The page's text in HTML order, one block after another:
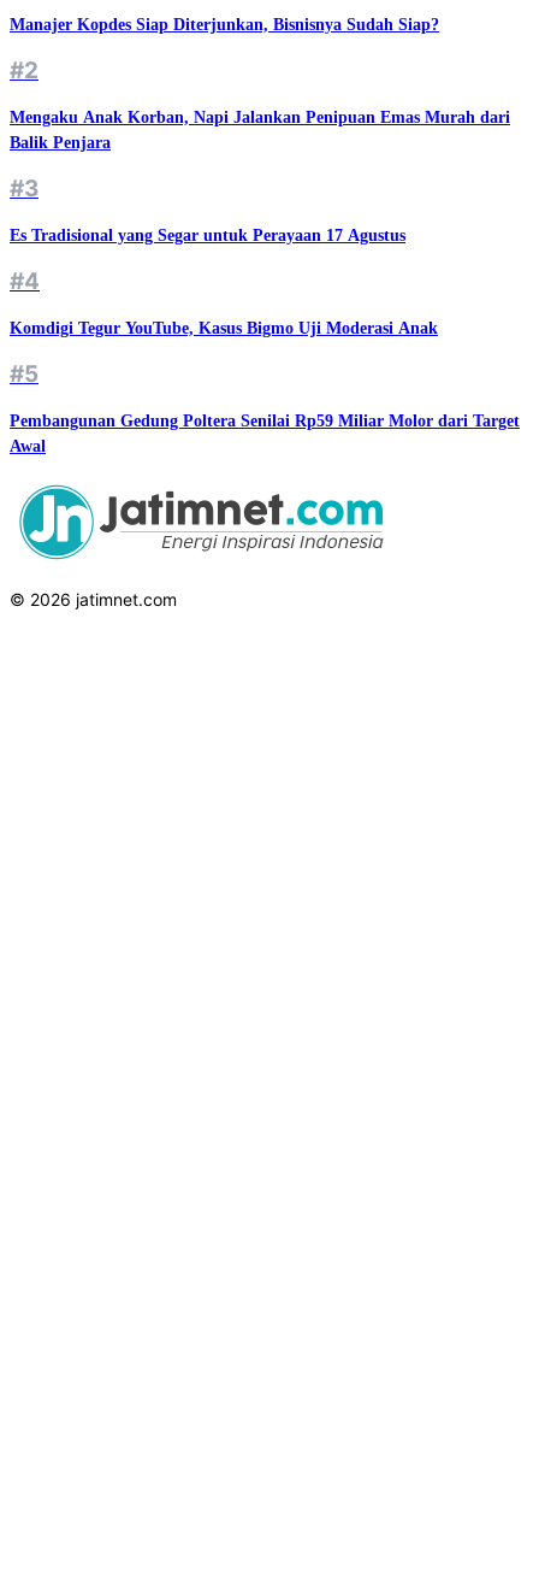
Manajer Kopdes Siap Diterjunkan, Bisnisnya Sudah Siap?
#2
Mengaku Anak Korban, Napi Jalankan Penipuan Emas Murah dari
Balik Penjara
#3
Es Tradisional yang Segar untuk Perayaan 17 Agustus
#4
Komdigi Tegur YouTube, Kasus Bigmo Uji Moderasi Anak
#5
Pembangunan Gedung Poltera Senilai Rp59 Miliar Molor dari Target
Awal
© 2026 jatimnet.com